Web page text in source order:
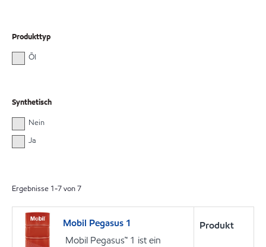
Produkttyp
Öl
Synthetisch
Nein
Ja
Ergebnisse 1-7von7
Mobil Pegasus 1
Mobil Pegasus™ 1 ist ein
Produkt